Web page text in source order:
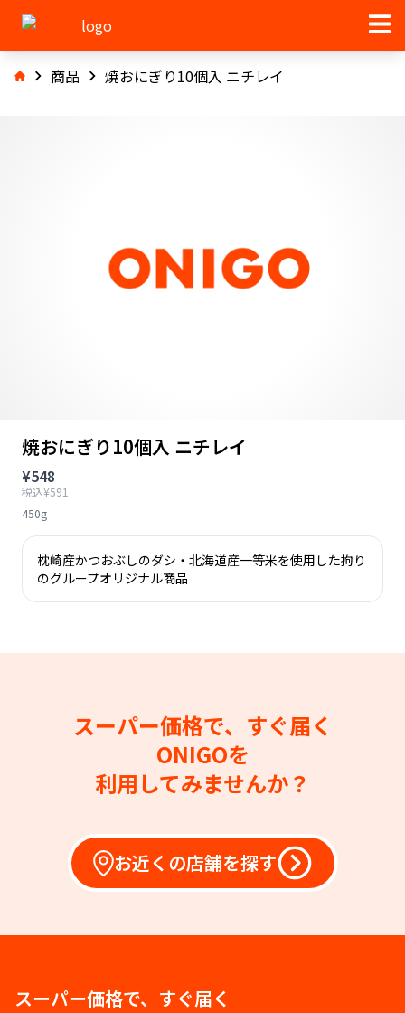
商品 焼おにぎり10個入 ニチレイ
焼おにぎり10個入 ニチレイ
¥548
税込¥591
450g
枕崎産かつおぶしのダシ・北海道産一等米を使用した拘り
のグループオリジナル商品
スーパー価格で、すぐ届く
ONIGOを
利用してみませんか？
お近くの店舗を探す
スーパー価格で、すぐ届く